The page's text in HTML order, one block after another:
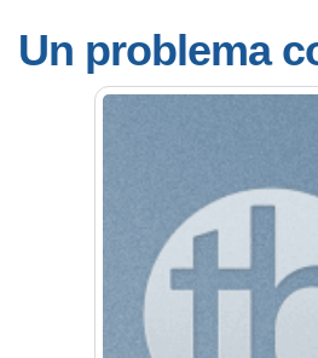
Un problema